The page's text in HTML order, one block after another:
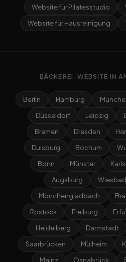
Website für Pilatesstudio
Website für Hausreinigung
BÄCKEREI-WEBSITE IN
Berlin Hamburg
Düsseldorf
Leipzig
Bremen
Dresden
Duisburg
Bochum
Bonn
Münster
Augsburg
Mönchengladbach
Rostock
Freiburg
Heidelberg
Darmstadt
Saarbrücken
Mülheim
Mainz
Osnabrück